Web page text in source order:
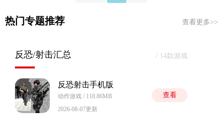
热门专题推荐 查看更多>>
反恐/射击汇总 / 14款游戏
反恐射击手机版
动作游戏 / 118.86MB
2026-08-07更新
查看